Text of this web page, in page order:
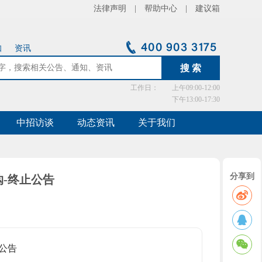
建议箱
帮助中心 |
法律声明 |
资讯
工作日：
上午09:00-12:00
下午13:00-17:30
中招访谈 动态资讯 关于我们
分享到
-终止公告
告